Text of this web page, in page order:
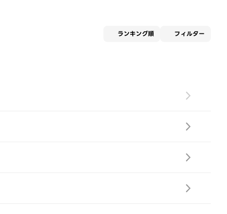
ランキング順 フィルター